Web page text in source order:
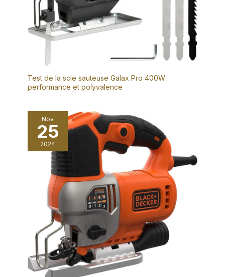
Test de la scie sauteuse Galax Pro 400W :
performance et polyvalence
Nov
25
2024